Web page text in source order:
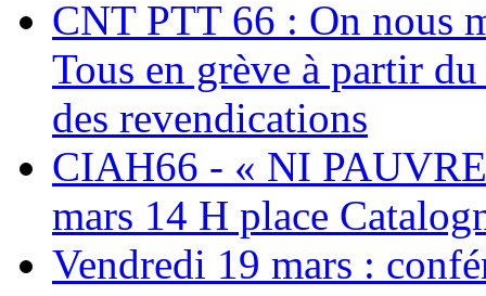
CNT PTT 66 : On nous
Tous en grève à partir
des revendications
CIAH66 - « NI
mars 14 H place
Vendredi 19 mars :